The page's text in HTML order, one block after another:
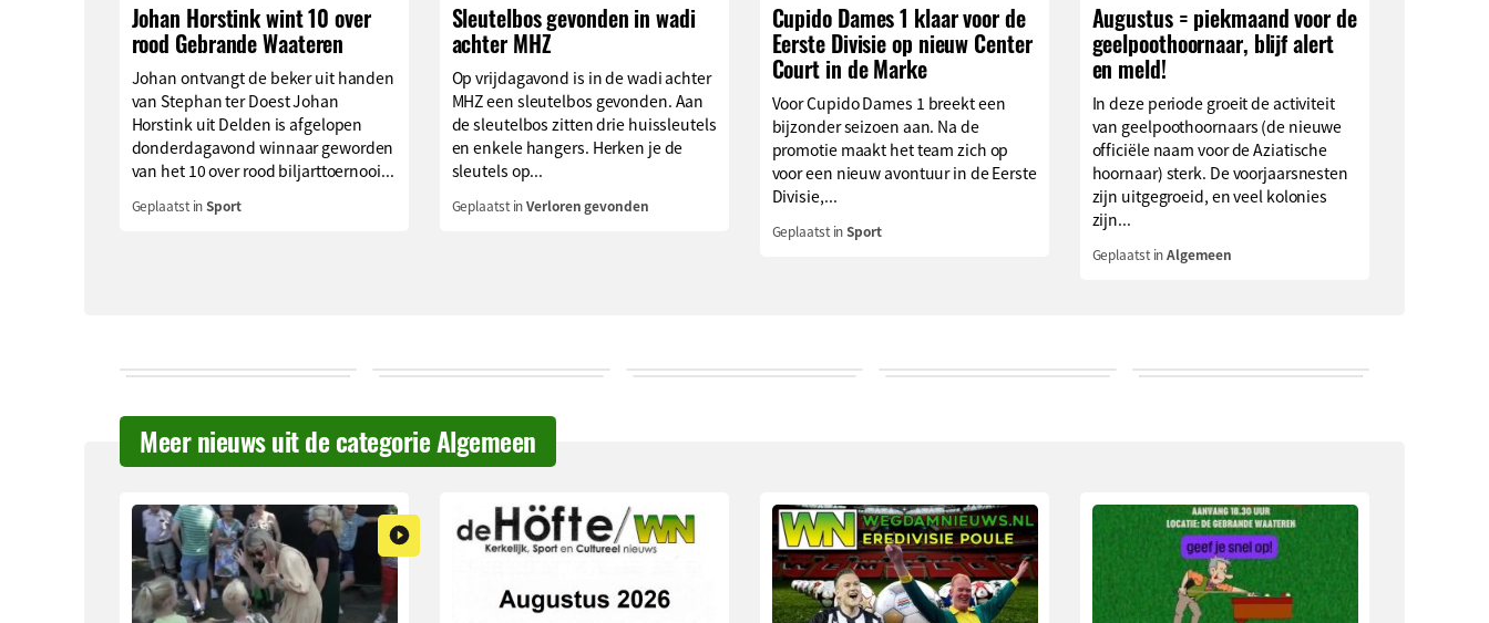
Johan Horstink wint 10 over
rood Gebrande Waateren
Johan ontvangt de beker uit handen
van Stephan ter Doest Johan
Horstink uit Delden is afgelopen
donderdagavond winnaar geworden
van het 10 over rood biljarttoernooi...
Geplaatst inSport
Sleutelbos gevonden in wadi
achter MHZ
Op vrijdagavond is in de wadi achter
MHZ een sleutelbos gevonden. Aan
de sleutelbos zitten drie huissleutels
en enkele hangers. Herken je de
sleutels op...
Geplaatst inVerloren gevonden
Cupido Dames 1 klaar voor de
Eerste Divisie op nieuw Center
Court in de Marke
Voor Cupido Dames 1 breekt een
bijzonder seizoen aan. Na de
promotie maakt het team zich op
voor een nieuw avontuur in de Eerste
Divisie,...
Geplaatst inSport
Augustus = piekmaand voor de
geelpoothoornaar, blijf alert
en meld!
In deze periode groeit de activiteit
van geelpoothoornaars (de nieuwe
officiële naam voor de Aziatische
hoornaar) sterk. De voorjaarsnesten
zijn uitgegroeid, en veel kolonies
zijn...
Geplaatst inAlgemeen
Meer nieuws uit de categorie Algemeen